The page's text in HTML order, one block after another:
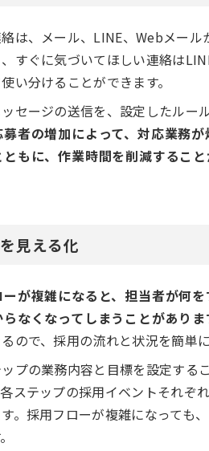
は、メール、LINE、Webメー
すぐに気づいてほしい連絡は
い分けることができます。
セージの送信を、設定したルー
者の増加によって、対応業務
もに、作業時間を削減すること
見える化
が複雑になると、担当者が何
なくなってしまうことがありま
ので、採用の流れと状況を簡単に
プの業務内容と目標を設定する
ステップの採用イベントそれぞ
。採用フローが複雑になっても